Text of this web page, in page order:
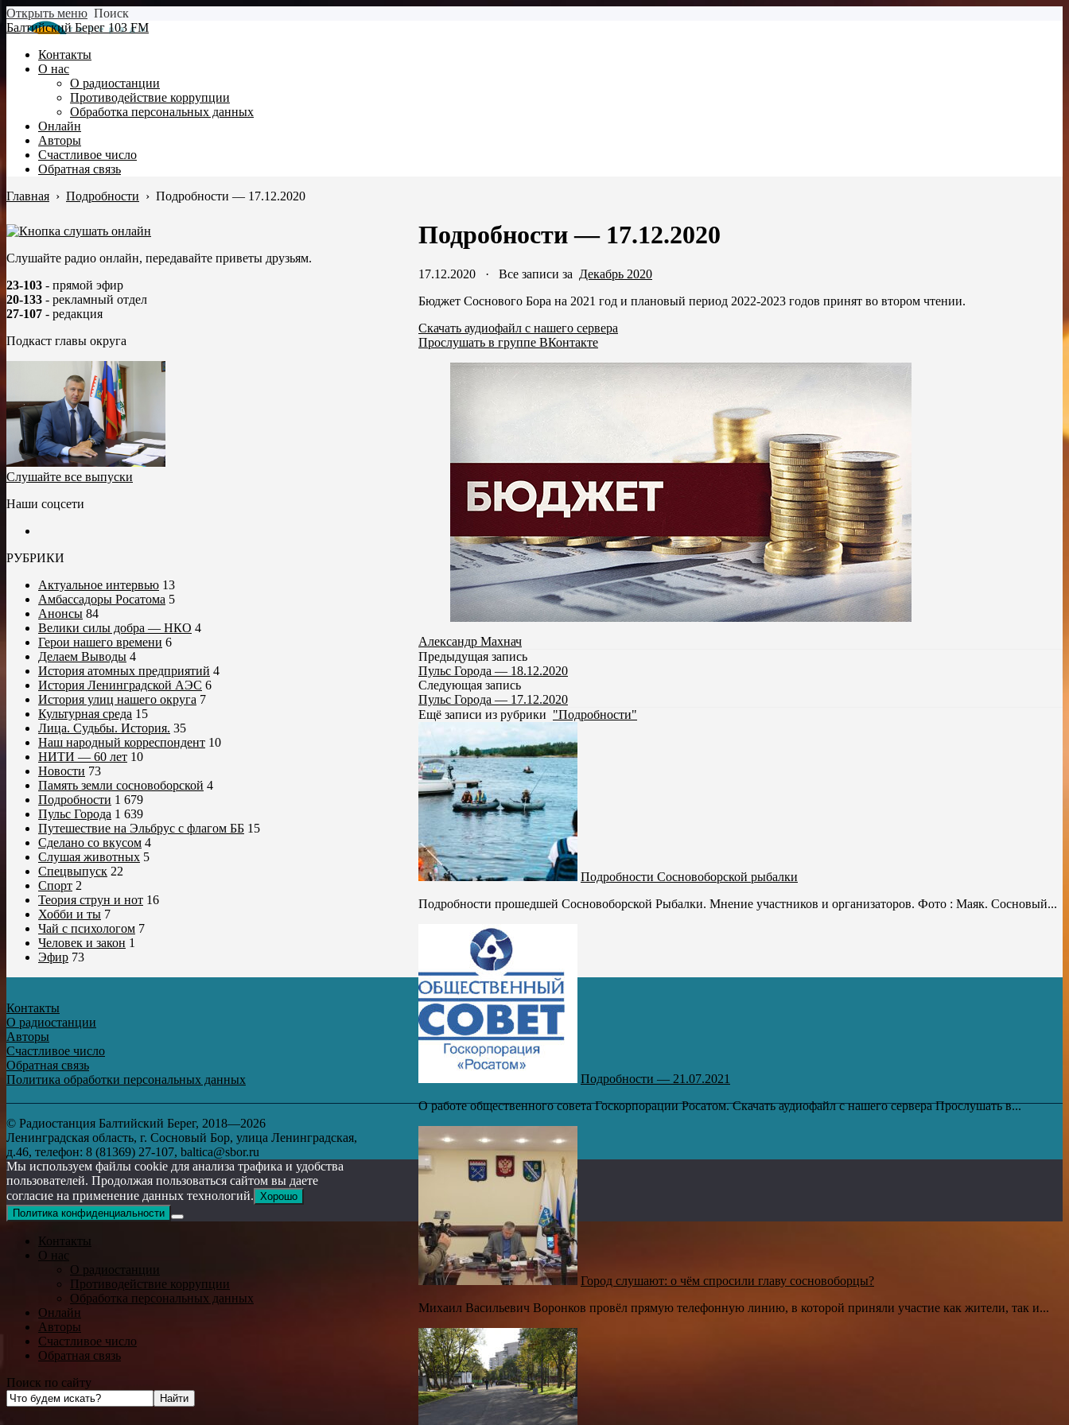
Открыть меню Поиск
Балтийский Берег 103 FM
Контакты
О нас
О радиостанции
Противодействие коррупции
Обработка персональных данных
Онлайн
Авторы
Счастливое число
Обратная связь
Главная › Подробности › Подробности — 17.12.2020
Подробности — 17.12.2020
17.12.2020 · Все записи за Декабрь 2020
Бюджет Соснового Бора на 2021 год и плановый период 2022-2023 годов принят во втором чтении.
Скачать аудиофайл с нашего сервера
Прослушать в группе ВКонтакте
Александр Махнач
Предыдущая запись
Пульс Города — 18.12.2020
Следующая запись
Пульс Города — 17.12.2020
Ещё записи из рубрики "Подробности"
Подробности Сосновоборской рыбалки
Подробности прошедшей Сосновоборской Рыбалки. Мнение участников и организаторов. Фото : Маяк. Сосновый...
Подробности — 21.07.2021
О работе общественного совета Госкорпорации Росатом. Скачать аудиофайл с нашего сервера Прослушать в...
Город слушают: о чём спросили главу сосновоборцы?
Михаил Васильевич Воронков провёл прямую телефонную линию, в которой приняли участие как жители, так и...
Слушайте радио онлайн, передавайте приветы друзьям.
23-103 - прямой эфир
20-133 - рекламный отдел
27-107 - редакция
Подкаст главы округа
Слушайте все выпуски
Наши соцсети
РУБРИКИ
Актуальное интервью 13
Амбассадоры Росатома 5
Анонсы 84
Велики силы добра — НКО 4
Герои нашего времени 6
Делаем Выводы 4
История атомных предприятий 4
История Ленинградской АЭС 6
История улиц нашего округа 7
Культурная среда 15
Лица. Судьбы. История. 35
Наш народный корреспондент 10
НИТИ — 60 лет 10
Новости 73
Память земли сосновоборской 4
Подробности 1 679
Пульс Города 1 639
Путешествие на Эльбрус с флагом ББ 15
Сделано со вкусом 4
Слушая животных 5
Спецвыпуск 22
Спорт 2
Теория струн и нот 16
Хобби и ты 7
Чай с психологом 7
Человек и закон 1
Эфир 73
Контакты
О радиостанции
Авторы
Счастливое число
Обратная связь
Политика обработки персональных данных
© Радиостанция Балтийский Берег, 2018—2026
Ленинградская область, г. Сосновый Бор, улица Ленинградская,
д.46, телефон: 8 (81369) 27-107, baltica@sbor.ru
Мы используем файлы cookie для анализа трафика и удобства
пользователей. Продолжая пользоваться сайтом вы даете
согласие на применение данных технологий. Хорошо
Политика конфиденциальности
Контакты
О нас
О радиостанции
Противодействие коррупции
Обработка персональных данных
Онлайн
Авторы
Счастливое число
Обратная связь
Поиск по сайту